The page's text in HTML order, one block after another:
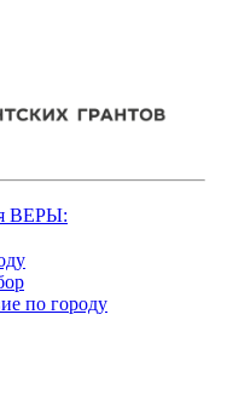
ВЕРЫ:
по городу